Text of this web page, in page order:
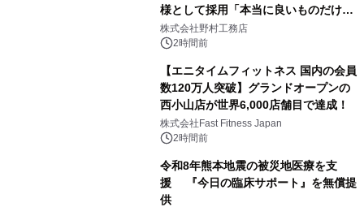
様として採用「本当に良いものだけに
こだわる」
株式会社野村工務店
2時間前
【エニタイムフィットネス 国内の会員
数120万人突破】グランドオープンの
西小山店が世界6,000店舗目で達成！
株式会社Fast Fitness Japan
2時間前
令和8年熊本地震の被災地医療を支
援 『今日の臨床サポート』を無償提
供